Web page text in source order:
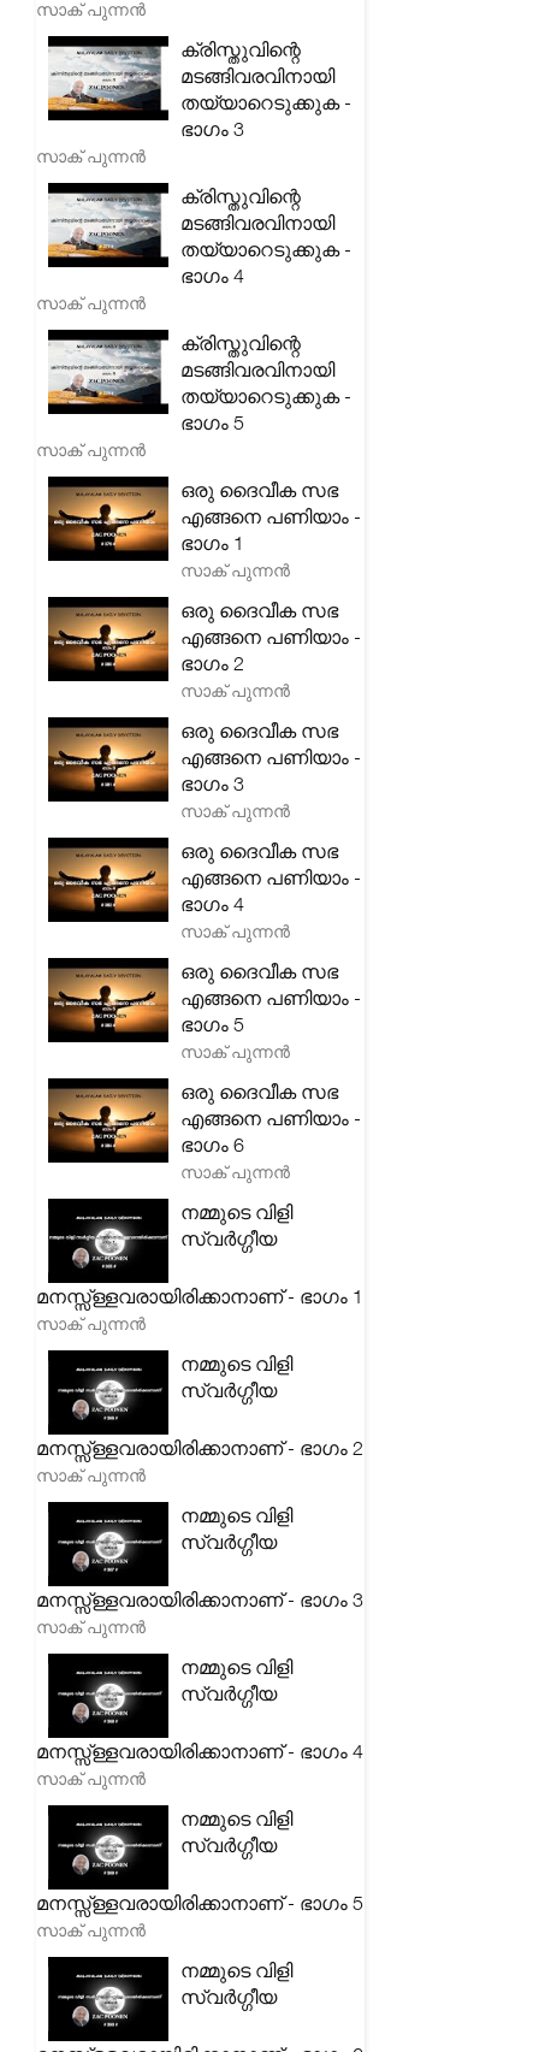
സാക് പുന്നൻ
ക്രിസ്തുവിന്റെ
മടങ്ങിവരവിനായി
തയ്യാറെടുക്കുക -
ഭാഗം 3
സാക് പുന്നൻ
ക്രിസ്തുവിന്റെ
മടങ്ങിവരവിനായി
തയ്യാറെടുക്കുക -
ഭാഗം 4
സാക് പുന്നൻ
ക്രിസ്തുവിന്റെ
മടങ്ങിവരവിനായി
തയ്യാറെടുക്കുക -
ഭാഗം 5
സാക് പുന്നൻ
ഒരു ദൈവീക സഭ
എങ്ങനെ പണിയാം -
ഭാഗം 1
സാക് പുന്നൻ
ഒരു ദൈവീക സഭ
എങ്ങനെ പണിയാം -
ഭാഗം 2
സാക് പുന്നൻ
ഒരു ദൈവീക സഭ
എങ്ങനെ പണിയാം -
ഭാഗം 3
സാക് പുന്നൻ
ഒരു ദൈവീക സഭ
എങ്ങനെ പണിയാം -
ഭാഗം 4
സാക് പുന്നൻ
ഒരു ദൈവീക സഭ
എങ്ങനെ പണിയാം -
ഭാഗം 5
സാക് പുന്നൻ
ഒരു ദൈവീക സഭ
എങ്ങനെ പണിയാം -
ഭാഗം 6
സാക് പുന്നൻ
നമ്മുടെ വിളി
സ്വർഗ്ഗീയ
മനസ്സ്ള്ളവരായിരിക്കാനാണ് - ഭാഗം 1
സാക് പുന്നൻ
നമ്മുടെ വിളി
സ്വർഗ്ഗീയ
മനസ്സ്ള്ളവരായിരിക്കാനാണ് - ഭാഗം 2
സാക് പുന്നൻ
നമ്മുടെ വിളി
സ്വർഗ്ഗീയ
മനസ്സ്ള്ളവരായിരിക്കാനാണ് - ഭാഗം 3
സാക് പുന്നൻ
നമ്മുടെ വിളി
സ്വർഗ്ഗീയ
മനസ്സ്ള്ളവരായിരിക്കാനാണ് - ഭാഗം 4
സാക് പുന്നൻ
നമ്മുടെ വിളി
സ്വർഗ്ഗീയ
മനസ്സ്ള്ളവരായിരിക്കാനാണ് - ഭാഗം 5
സാക് പുന്നൻ
നമ്മുടെ വിളി
സ്വർഗ്ഗീയ